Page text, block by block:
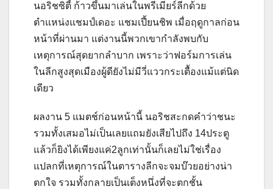
นอริชซิตี้ ก้าวขึ้นมาเล่นในพรีเมียร์ลีกด้วย
ตำแหน่งแชมป์เดอะ แชมเปี้ยนชิพ เมื่อฤดูกาลก่อน
หน้าที่ผ่านมา แต่งานนี้พวกเขากำลังพบกับ
เหตุการณ์สุดยากลำบาก เพราะว่าฟอร์มการเล่น
ในลีกสูงสุดเมืองผู้ดียังไม่มีวี่แววกระเตื้องแม้แต่นิด
เดียว
ผลงาน 5 แมตช์ก่อนหน้านี้ นอริชสะกดคำว่าชนะ
รวมทั้งเสมอไม่เป็นเลยแถมยังเสียไปถึง 14ประตู
แล้วก็ยิงได้เพียงแค่2ลูกเท่านั้นก็เลยไม่ใช่เรื่อง
แปลกที่เหตุการณ์ในตารางลีกจะจมบ๊วยอย่างน่า
ตกใจ รวมทั้งกลายเป็นเต็งหนึ่งที่จะตกชั้น